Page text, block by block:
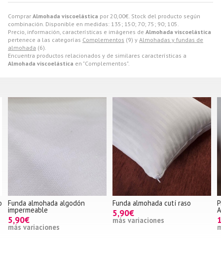
Comprar Almohada viscoelástica por 20,00€. Stock del producto según
combinación. Disponible en medidas: 135; 150; 70; 75; 90; 105.
Precio, información, características e imágenes de Almohada viscoelástica
pertenece a las categorías Complementos (9) y Almohadas y fundas de
almohada (6).
Encuentra productos relacionados y de similares características a
Almohada viscoelástica en "Complementos".
almohada algodón Funda almohada cutí raso
más variaciones
Algodón
11,00€
más